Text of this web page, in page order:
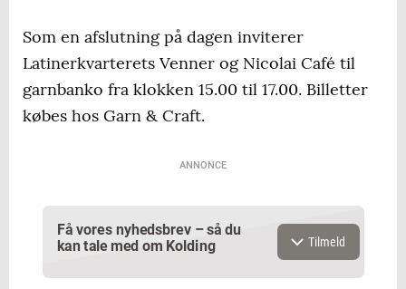
Som en afslutning på dagen inviterer
Latinerkvarterets Venner og Nicolai Café til
garnbanko fra klokken 15.00 til 17.00. Billetter
købes hos Garn & Craft.
ANNONCE
Få vores nyhedsbrev – så du
kan tale med om Kolding
Tilmeld